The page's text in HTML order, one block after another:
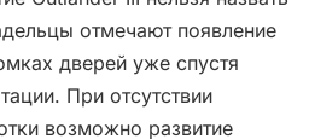
отмечают появление
дверей уже спустя
При отсутствии
возможно развитие